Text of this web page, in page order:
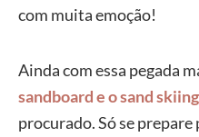
com muita emoção!
Ainda com essa pegada
sandboard e o sand
procurado. Só se prepare